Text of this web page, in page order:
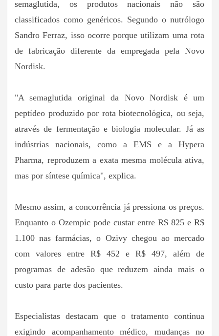
semaglutida, os produtos nacionais não são
classificados como genéricos. Segundo o nutrólogo
Sandro Ferraz, isso ocorre porque utilizam uma rota
de fabricação diferente da empregada pela Novo
Nordisk.
"A semaglutida original da Novo Nordisk é um
peptídeo produzido por rota biotecnológica, ou seja,
através de fermentação e biologia molecular. Já as
indústrias nacionais, como a EMS e a Hypera
Pharma, reproduzem a exata mesma molécula ativa,
mas por síntese química", explica.
Mesmo assim, a concorrência já pressiona os preços.
Enquanto o Ozempic pode custar entre R$ 825 e R$
1.100 nas farmácias, o Ozivy chegou ao mercado
com valores entre R$ 452 e R$ 497, além de
programas de adesão que reduzem ainda mais o
custo para parte dos pacientes.
Especialistas destacam que o tratamento continua
exigindo acompanhamento médico, mudanças no